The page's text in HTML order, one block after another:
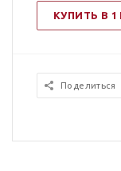
КУПИТЬ В
Поделиться